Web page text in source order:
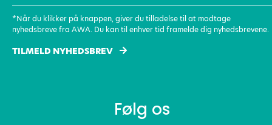
(Påkrævet)
*Når du klikker på knappen, giver du tilladelse til at modtage
nyhedsbreve fra AWA. Du kan til enhver tid framelde dig nyhedsbrevene.
TILMELD NYHEDSBREV
Følg os